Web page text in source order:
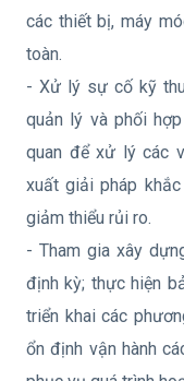
các thiết bị, máy
toàn.
- Xử lý sự cố kỹ
quản lý và phối
quan để xử lý các
xuất giải pháp
giảm thiểu rủi ro.
- Tham gia xây
định kỳ; thực hiện
triển khai các
ổn định vận hành